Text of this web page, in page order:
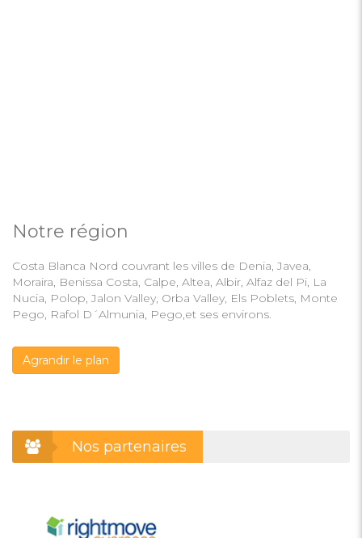
Notre région
Costa Blanca Nord couvrant les villes de Denia, Javea,
Moraira, Benissa Costa, Calpe, Altea, Albir, Alfaz del Pi, La
Nucia, Polop, Jalon Valley, Orba Valley, Els Poblets, Monte
Pego, Rafol D´Almunia, Pego,et ses environs.
Agrandir le plan
Nos partenaires